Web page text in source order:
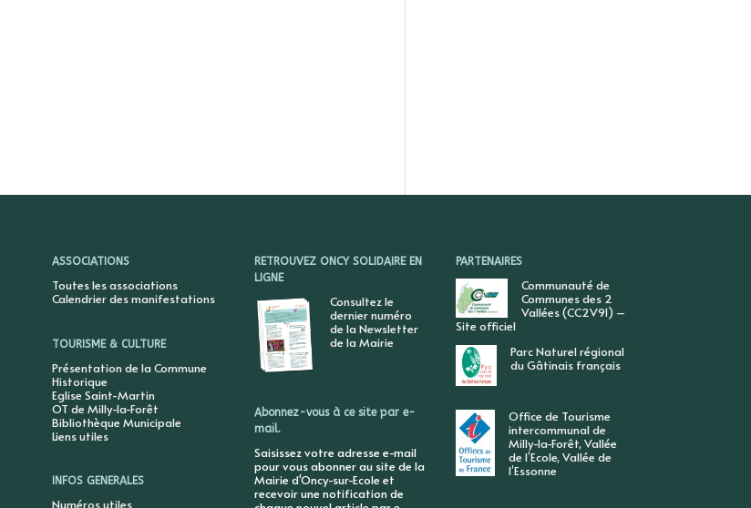
ASSOCIATIONS
Toutes les associations
Calendrier des manifestations
TOURISME & CULTURE
Présentation de la Commune
Historique
Eglise Saint-Martin
OT de Milly-la-Forêt
Bibliothèque Municipale
Liens utiles
INFOS GENERALES
Numéros utiles
RETROUVEZ ONCY SOLIDAIRE EN
LIGNE
Consultez le
dernier numéro
de la Newsletter
de la Mairie
Abonnez-vous à ce site par e-
mail.
Saisissez votre adresse e-mail
pour vous abonner au site de la
Mairie d'Oncy-sur-Ecole et
recevoir une notification de
PARTENAIRES
Communauté de
Communes des 2
Vallées (CC2V91) –
Site officiel
Parc Naturel régional
du Gâtinais français
Office de Tourisme
intercommunal de
Milly-la-Forêt, Vallée
de l’Ecole, Vallée de
l’Essonne